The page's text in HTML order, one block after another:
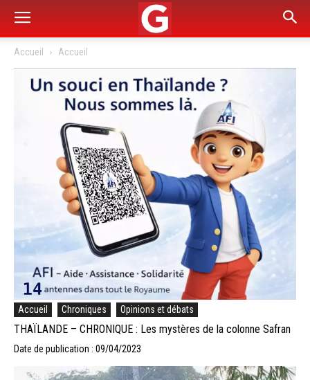
Accueil Accueil
Accueil Chroniques Opinions et débats
THAÏLANDE – CHRONIQUE : Les mystères de la colonne Safran
Date de publication : 09/04/2023